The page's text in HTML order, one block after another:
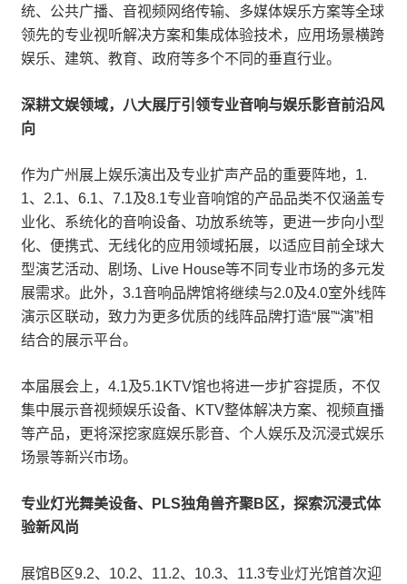
统、公共广播、音视频网络传输、多媒体娱乐方案等全球
领先的专业视听解决方案和集成体验技术，应用场景横跨
娱乐、建筑、教育、政府等多个不同的垂直行业。
深耕文娱领域，八大展厅引领专业音响与娱乐影音前沿风
向
作为广州展上娱乐演出及专业扩声产品的重要阵地，1.
1、2.1、6.1、7.1及8.1专业音响馆的产品品类不仅涵盖专
业化、系统化的音响设备、功放系统等，更进一步向小型
化、便携式、无线化的应用领域拓展，以适应目前全球大
型演艺活动、剧场、Live House等不同专业市场的多元发
展需求。此外，3.1音响品牌馆将继续与2.0及4.0室外线阵
演示区联动，致力为更多优质的线阵品牌打造“展”“演”相
结合的展示平台。
本届展会上，4.1及5.1KTV馆也将进一步扩容提质，不仅
集中展示音视频娱乐设备、KTV整体解决方案、视频直播
等产品，更将深挖家庭娱乐影音、个人娱乐及沉浸式娱乐
场景等新兴市场。
专业灯光舞美设备、PLS独角兽齐聚B区，探索沉浸式体
验新风尚
展馆B区9.2、10.2、11.2、10.3、11.3专业灯光馆首次迎